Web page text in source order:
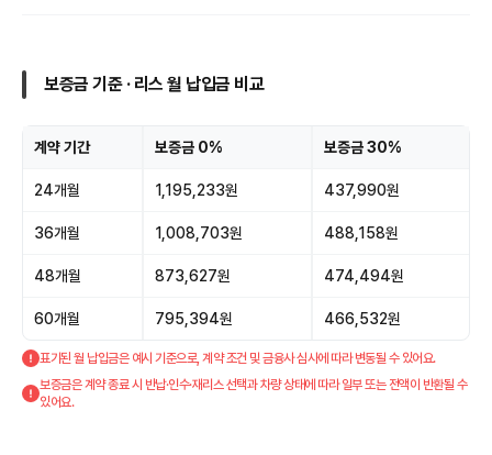
보증금 기준 · 리스 월 납입금 비교
계약 기간 보증금 0% 보증금 30%
24개월 1,195,233원 437,990원
36개월 1,008,703원 488,158원
48개월 873,627원 474,494원
60개월 795,394원 466,532원
표기된 월 납입금은 예시 기준으로, 계약 조건 및 금융사 심사에 따라 변동될 수 있어요.
보증금은 계약 종료 시 반납·인수·재리스 선택과 차량 상태에 따라 일부 또는 전액이 반환될 수
있어요.